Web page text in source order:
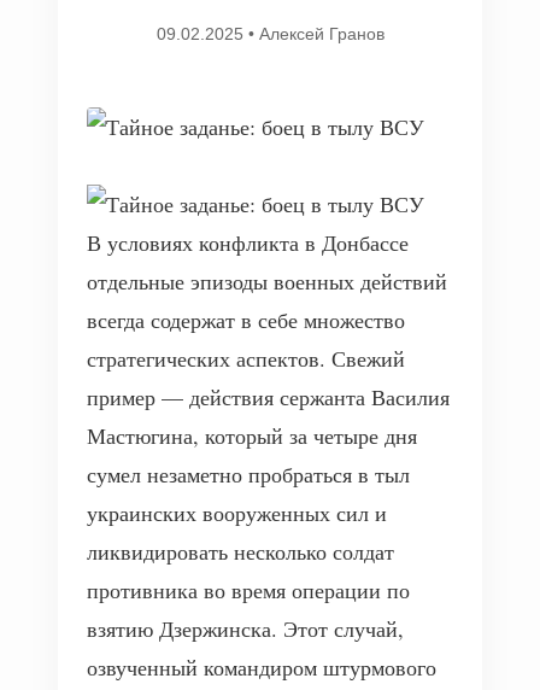
09.02.2025 • Алексей Гранов
В условиях конфликта в Донбассе
отдельные эпизоды военных действий
всегда содержат в себе множество
стратегических аспектов. Свежий
пример — действия сержанта Василия
Мастюгина, который за четыре дня
сумел незаметно пробраться в тыл
украинских вооруженных сил и
ликвидировать несколько солдат
противника во время операции по
взятию Дзержинска. Этот случай,
озвученный командиром штурмового